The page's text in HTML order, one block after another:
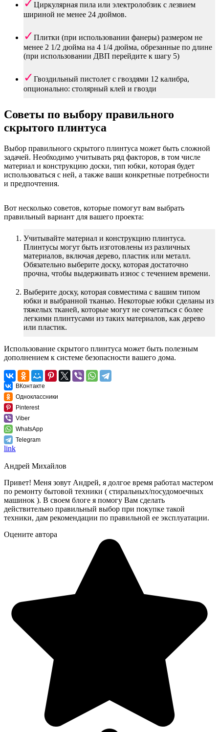
Циркулярная пила или электролобзик с лезвием
шириной не менее 24 дюймов.
Плитки (при использовании фанеры) размером не
менее 2 1/2 дюйма на 4 1/4 дюйма, обрезанные по длине
(при использовании ДВП перейдите к шагу 5)
Гвоздильный пистолет с гвоздями 12 калибра,
опционально: столярный клей и гвозди
Советы по выбору правильного
скрытого плинтуса
Выбор правильного скрытого плинтуса может быть сложной
задачей. Необходимо учитывать ряд факторов, в том числе
материал и конструкцию доски, тип юбки, которая будет
использоваться с ней, а также ваши конкретные потребности
и предпочтения.
Вот несколько советов, которые помогут вам выбрать
правильный вариант для вашего проекта:
Учитывайте материал и конструкцию плинтуса.
Плинтусы могут быть изготовлены из различных
материалов, включая дерево, пластик или металл.
Обязательно выберите доску, которая достаточно
прочна, чтобы выдерживать износ с течением времени.
Выберите доску, которая совместима с вашим типом
юбки и выбранной тканью. Некоторые юбки сделаны из
тяжелых тканей, которые могут не сочетаться с более
легкими плинтусами из таких материалов, как дерево
или пластик.
Использование скрытого плинтуса может быть полезным
дополнением к системе безопасности вашего дома.
ВКонтакте
Одноклассники
Pinterest
Viber
WhatsApp
Telegram
link
Андрей Михайлов
Привет! Меня зовут Андрей, я долгое время работал мастером
по ремонту бытовой техники ( стиральных/посудомоечных
машинок ). В своем блоге я помогу Вам сделать
действительно правильный выбор при покупке такой
техники, дам рекомендации по правильной ее эксплуатации.
Оцените автора